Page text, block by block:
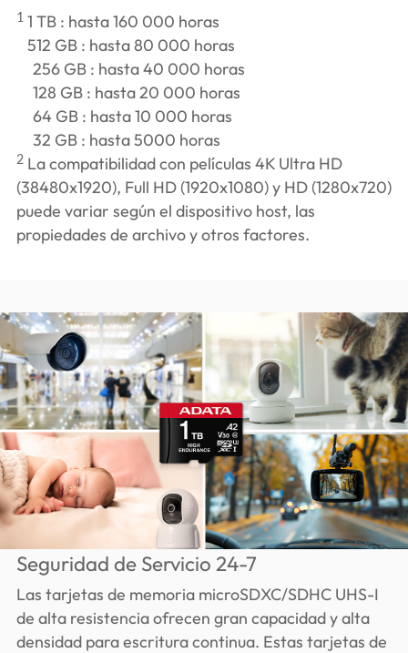
11 TB : hasta 160 000 horas
512 GB : hasta 80 000 horas
256 GB : hasta 40 000 horas
128 GB : hasta 20 000 horas
64 GB : hasta 10 000 horas
32 GB : hasta 5000 horas
2La compatibilidad con películas 4K Ultra HD
(38480x1920), Full HD (1920x1080) y HD (1280x720)
puede variar según el dispositivo host, las
propiedades de archivo y otros factores.
Seguridad de Servicio 24-7
Las tarjetas de memoria microSDXC/SDHC UHS-I
de alta resistencia ofrecen gran capacidad y alta
densidad para escritura continua. Estas tarjetas de